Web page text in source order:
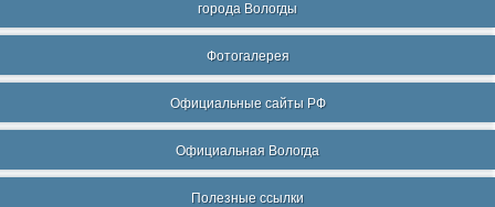
города Вологды
Фотогалерея
Официальные сайты РФ
Официальная Вологда
Полезные ссылки